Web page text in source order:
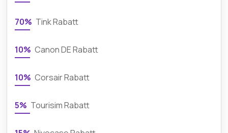
70% Tink Rabatt
10% Canon DE Rabatt
10% Corsair Rabatt
5% Tourisim Rabatt